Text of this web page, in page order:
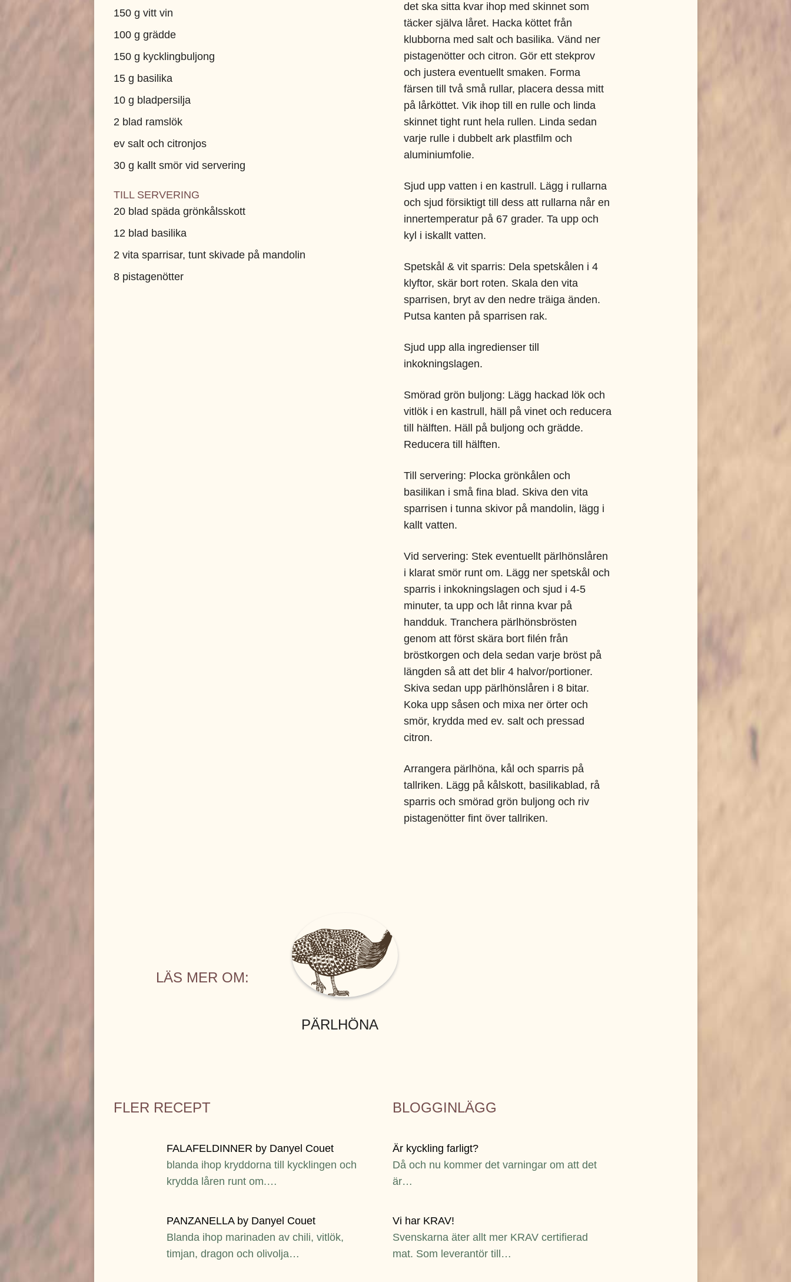
150 g vitt vin
100 g grädde
150 g kycklingbuljong
15 g basilika
10 g bladpersilja
2 blad ramslök
ev salt och citronjos
30 g kallt smör vid servering
TILL SERVERING
20 blad späda grönkålsskott
12 blad basilika
2 vita sparrisar, tunt skivade på mandolin
8 pistagenötter
det ska sitta kvar ihop med skinnet som
täcker själva låret. Hacka köttet från
klubborna med salt och basilika. Vänd ner
pistagenötter och citron. Gör ett stekprov
och justera eventuellt smaken. Forma
färsen till två små rullar, placera dessa mitt
på lårköttet. Vik ihop till en rulle och linda
skinnet tight runt hela rullen. Linda sedan
varje rulle i dubbelt ark plastfilm och
aluminiumfolie.
Sjud upp vatten i en kastrull. Lägg i rullarna
och sjud försiktigt till dess att rullarna når en
innertemperatur på 67 grader. Ta upp och
kyl i iskallt vatten.
Spetskål & vit sparris: Dela spetskålen i 4
klyftor, skär bort roten. Skala den vita
sparrisen, bryt av den nedre träiga änden.
Putsa kanten på sparrisen rak.
Sjud upp alla ingredienser till
inkokningslagen.
Smörad grön buljong: Lägg hackad lök och
vitlök i en kastrull, häll på vinet och reducera
till hälften. Häll på buljong och grädde.
Reducera till hälften.
Till servering: Plocka grönkålen och
basilikan i små fina blad. Skiva den vita
sparrisen i tunna skivor på mandolin, lägg i
kallt vatten.
Vid servering: Stek eventuellt pärlhönslåren
i klarat smör runt om. Lägg ner spetskål och
sparris i inkokningslagen och sjud i 4-5
minuter, ta upp och låt rinna kvar på
handduk. Tranchera pärlhönsbrösten
genom att först skära bort filén från
bröstkorgen och dela sedan varje bröst på
längden så att det blir 4 halvor/portioner.
Skiva sedan upp pärlhönslåren i 8 bitar.
Koka upp såsen och mixa ner örter och
smör, krydda med ev. salt och pressad
citron.
Arrangera pärlhöna, kål och sparris på
tallriken. Lägg på kålskott, basilikablad, rå
sparris och smörad grön buljong och riv
pistagenötter fint över tallriken.
LÄS MER OM:
PÄRLHÖNA
FLER RECEPT
FALAFELDINNER by Danyel Couet
blanda ihop kryddorna till kycklingen och
krydda låren runt om.…
PANZANELLA by Danyel Couet
Blanda ihop marinaden av chili, vitlök,
timjan, dragon och olivolja…
BLOGGINLÄGG
Är kyckling farligt?
Då och nu kommer det varningar om att det
är…
Vi har KRAV!
Svenskarna äter allt mer KRAV certifierad
mat. Som leverantör till…